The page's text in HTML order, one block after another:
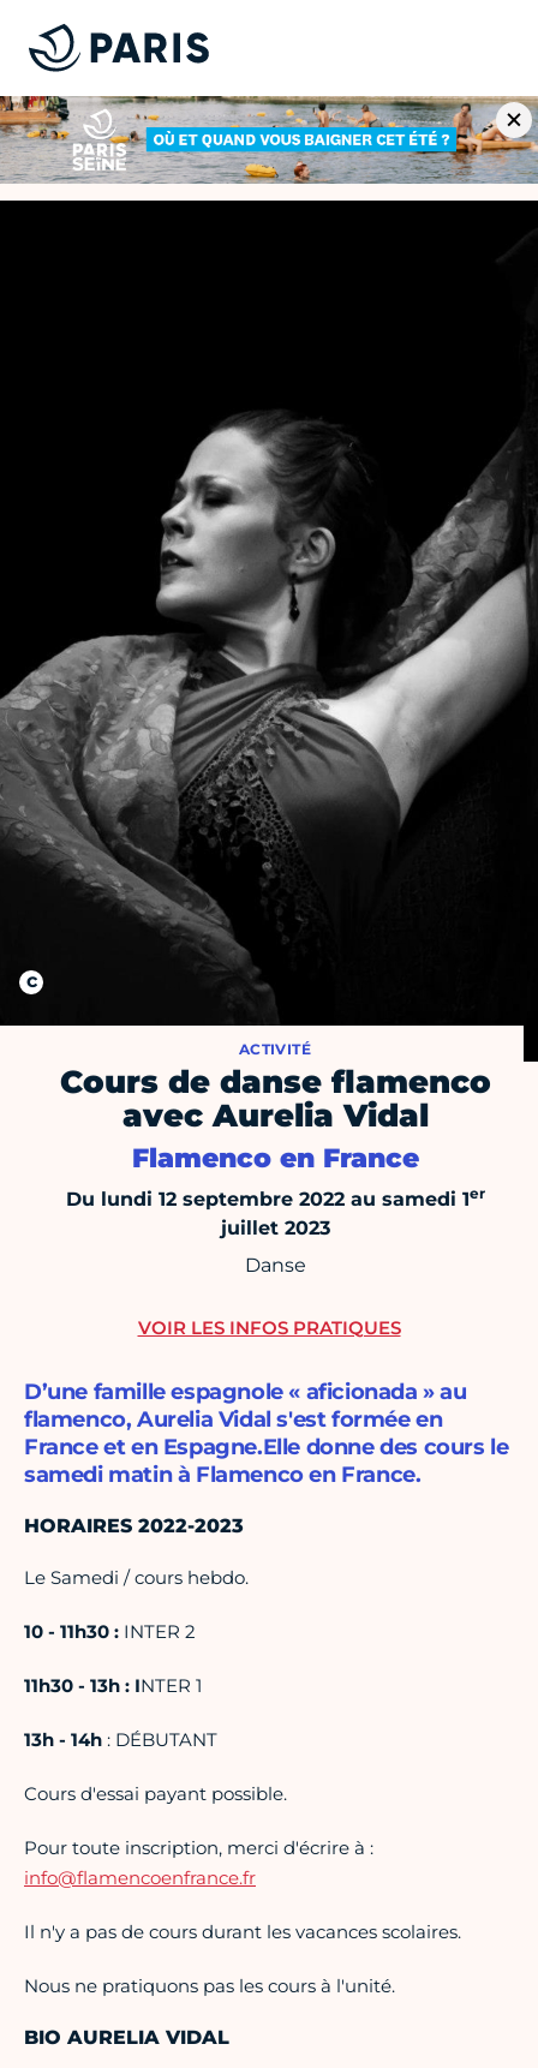
ACTIVITÉ
Cours de danse flamenco
avec Aurelia Vidal
Flamenco en France
Du lundi 12 septembre 2022 au samedi 1er
juillet 2023
Danse
D’une famille espagnole « aficionada » au
flamenco, Aurelia Vidal s'est formée en
France et en Espagne.Elle donne des cours le
samedi matin à Flamenco en France.
HORAIRES 2022-2023
Le Samedi / cours hebdo.
10 - 11h30 : INTER 2
11h30 - 13h : INTER 1
13h - 14h : DÉBUTANT
Cours d'essai payant possible.
Pour toute inscription, merci d'écrire à :
info@flamencoenfrance.fr
Il n'y a pas de cours durant les vacances scolaires.
Nous ne pratiquons pas les cours à l'unité.
BIO AURELIA VIDAL
VOIR LES INFOS PRATIQUES